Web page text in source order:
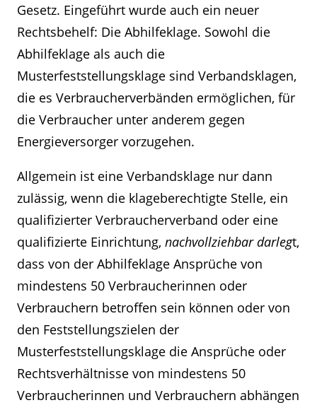
Gesetz. Eingeführt wurde auch ein neuer
Rechtsbehelf: Die Abhilfeklage. Sowohl die
Abhilfeklage als auch die
Musterfeststellungsklage sind Verbandsklagen,
die es Verbraucherverbänden ermöglichen, für
die Verbraucher unter anderem gegen
Energieversorger vorzugehen.
Allgemein ist eine Verbandsklage nur dann
zulässig, wenn die klageberechtigte Stelle, ein
qualifizierter Verbraucherverband oder eine
qualifizierte Einrichtung, nachvollziehbar darlegt,
dass von der Abhilfeklage Ansprüche von
mindestens 50 Verbraucherinnen oder
Verbrauchern betroffen sein können oder von
den Feststellungszielen der
Musterfeststellungsklage die Ansprüche oder
Rechtsverhältnisse von mindestens 50
Verbraucherinnen und Verbrauchern abhängen